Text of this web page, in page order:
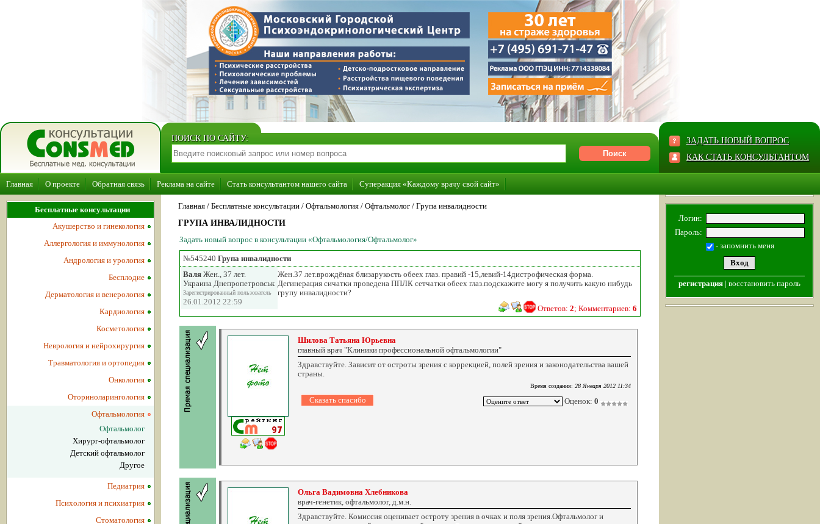
ПОИСК ПО САЙТУ:
ЗАДАТЬ НОВЫЙ ВОПРОС
КАК СТАТЬ КОНСУЛЬТАНТОМ
Главная О проекте Обратная связь Реклама на сайте Стать консультантом нашего сайта Суперакция «Каждому врачу свой сайт»
Главная / Бесплатные консультации / Офтальмология / Офтальмолог / Група инвалидности
ГРУПА ИНВАЛИДНОСТИ
Задать новый вопрос в консультации «Офтальмология/Офтальмолог»
№545240 Група инвалидности
Валя Жен., 37 лет.
Украина Днепропетровськ
Зарегистрированный пользователь
26.01.2012 22:59
Жен.37 лет.врождёная близарукость обеех глаз. правий -15,левий-14дистрофическая форма.
Дегинерация сичатки проведена ППЛК сетчатки обеех глаз.подскажите могу я получить какую нибудь
групу инвалидности?
Ответов: 2; Комментариев: 6
Шилова Татьяна Юрьевна
главный врач "Клиники профессиональной офтальмологии"
Здравствуйте. Зависит от остроты зрения с коррекцией, полей зрения и законодательства вашей
страны.
Время создания: 28 Января 2012 11:34
Оценок: 0
Ольга Вадимовна Хлебникова
врач-генетик, офтальмолог, д.м.н.
Здравствуйте. Комиссия оценивает остроту зрения в очках и поля зрения.Офтальмолог и
Бесплатные консультации
Акушерство и гинекология
Аллергология и иммунология
Андрология и урология
Бесплодие
Дерматология и венерология
Кардиология
Косметология
Неврология и нейрохирургия
Травматология и ортопедия
Онкология
Оториноларингология
Офтальмология
Офтальмолог
Хирург-офтальмолог
Детский офтальмолог
Другое
Педиатрия
Психология и психиатрия
Стоматология
Логин:
Пароль:
- запомнить меня
регистрация | восстановить пароль